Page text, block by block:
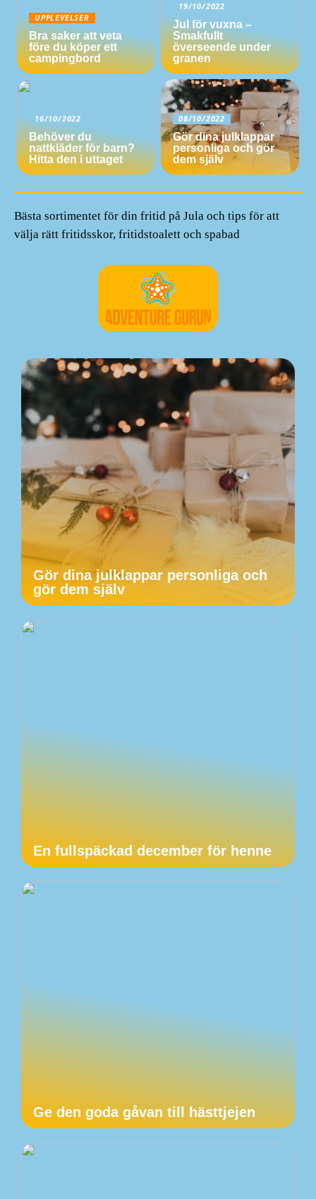
UPPLEVELSER
Bra saker att veta
före du köper ett
campingbord
19/10/2022
Jul för vuxna –
Smakfullt
överseende under
granen
16/10/2022
Behöver du
nattkläder för barn?
Hitta den i uttaget
08/10/2022
Gör dina julklappar
personliga och gör
dem själv
Bästa sortimentet för din fritid på Jula och tips för att
välja rätt fritidsskor, fritidstoalett och spabad
Gör dina julklappar personliga och
gör dem själv
En fullspäckad december för henne
Ge den goda gåvan till hästtjejen